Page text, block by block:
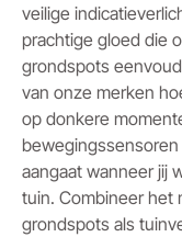
veilige
prachtige gloed die
grondspots
van onze merken
op donkere
aangaat wanneer jij
tuin. Combineer het
grondspots als